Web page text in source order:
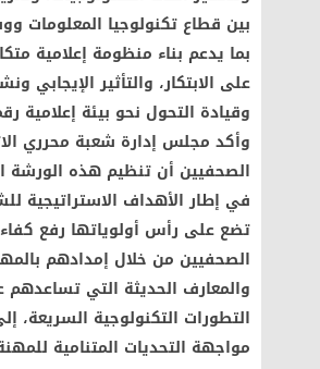
بين قطاع تكنولوجيا المعلومات
بما يدعم بناء منظومة إعلامية
على الابتكار، والتأثير الإيجابي
وقيادة التحول نحو بيئة إعلامية
وأكد مجلس إدارة شعبة محرري
الصحفيين أن تنظيم هذه الورشة
في إطار الأهداف الاستراتيجية
تضع على رأس أولوياتها رفع
الصحفيين من خلال إمدادهم
والمعارف الحديثة التي
التطورات التكنولوجية السريعة،
مواجهة التحديات المتنامية